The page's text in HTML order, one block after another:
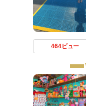
464ビュー